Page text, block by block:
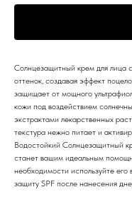
Солнцезащитный крем для лица
оттенок, создавая эффект
защищает от мощного
кожи под воздействием
экстрактами лекарственных
текстура нежно питает и
Водостойкий Солнцезащитный
станет вашим идеальным
необходимости используйте его
защиту SPF после нанесения